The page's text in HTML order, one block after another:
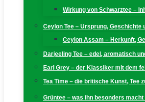
Wirkung von Schwarztee –
Ceylon Tee – Ursprung, Geschichte
Ceylon Assam – Herkunft,
Darjeeling Tee – edel, aromatisch
Earl Grey – der Klassiker mit dem
Tea Time – die britische Kunst, Tee
Grüntee – was ihn besonders